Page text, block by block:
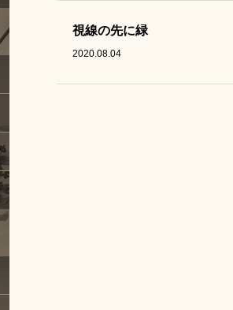
視線の先に緑
2020.08.04